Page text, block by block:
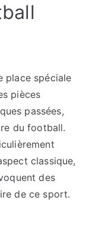
place spéciale
pièces
passées,
du football.
classique,
des
de ce sport.